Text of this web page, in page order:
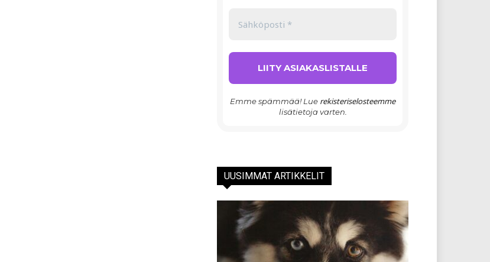
Emme spämmää! Lue rekisteriselosteemme
lisätietoja varten.
UUSIMMAT ARTIKKELIT